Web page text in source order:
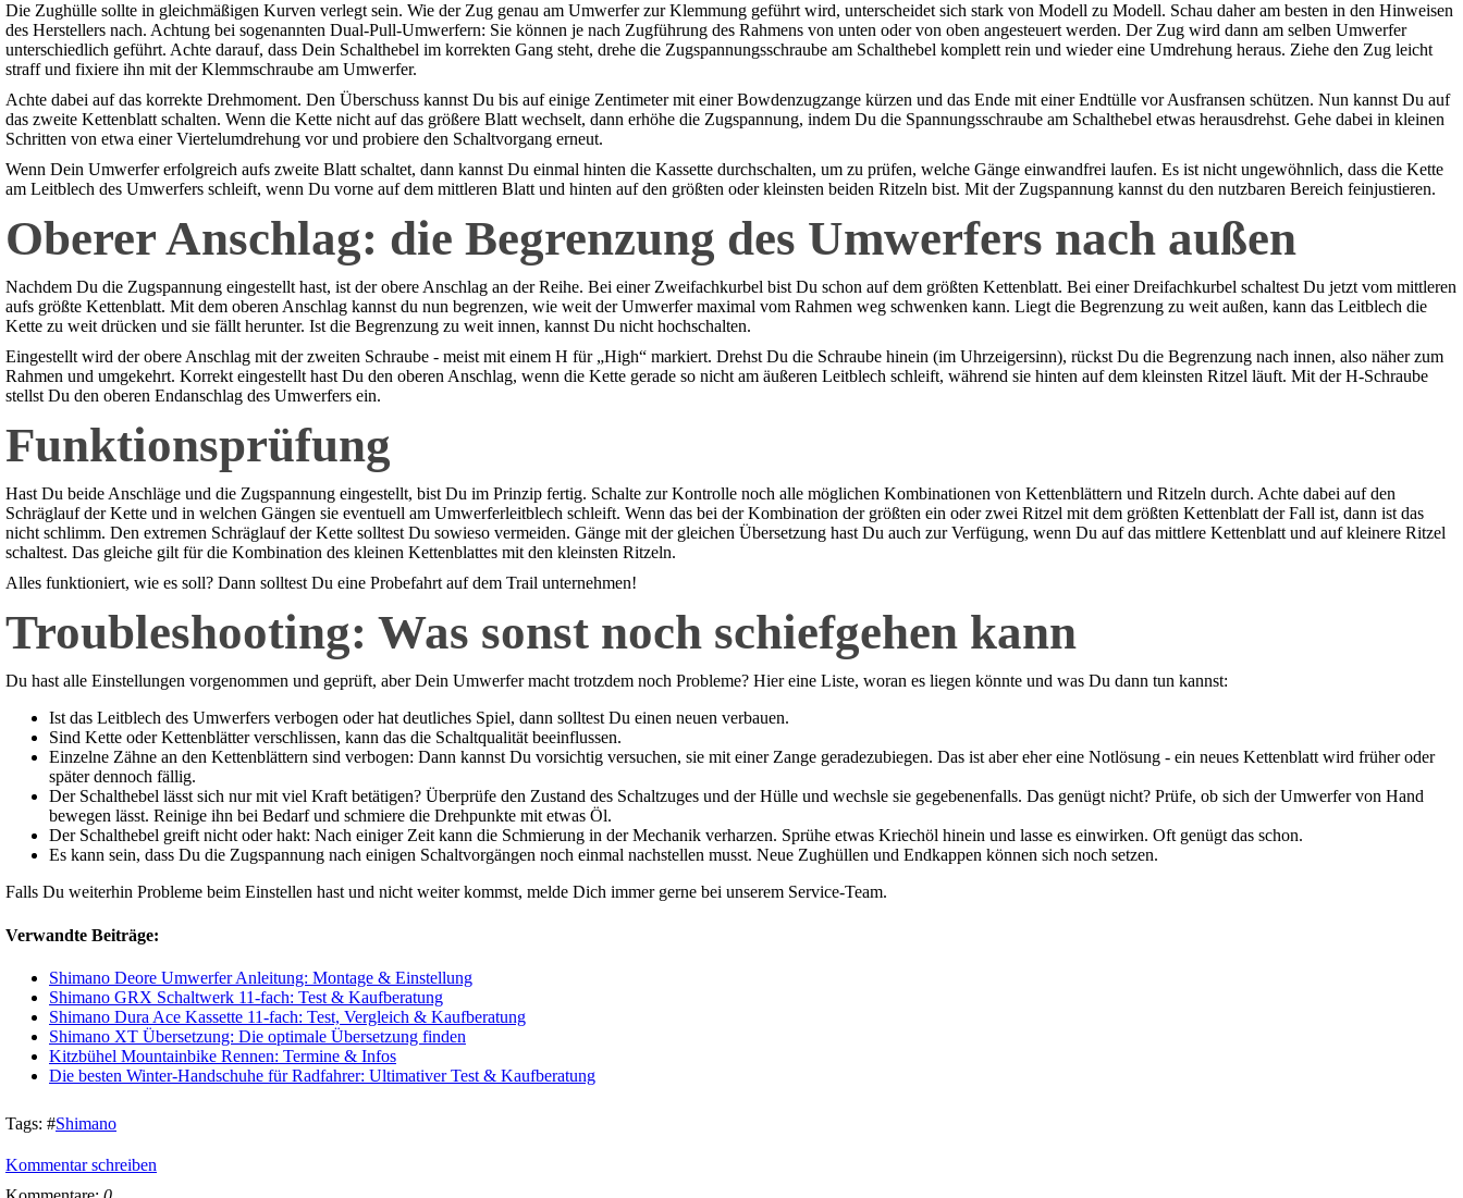
Die Zughülle sollte in gleichmäßigen Kurven verlegt sein. Wie der Zug genau am Umwerfer zur Klemmung geführt wird, unterscheidet sich stark von Modell zu Modell. Schau daher am besten in den Hinweisen
des Herstellers nach. Achtung bei sogenannten Dual-Pull-Umwerfern: Sie können je nach Zugführung des Rahmens von unten oder von oben angesteuert werden. Der Zug wird dann am selben Umwerfer
unterschiedlich geführt. Achte darauf, dass Dein Schalthebel im korrekten Gang steht, drehe die Zugspannungsschraube am Schalthebel komplett rein und wieder eine Umdrehung heraus. Ziehe den Zug leicht
straff und fixiere ihn mit der Klemmschraube am Umwerfer.
Achte dabei auf das korrekte Drehmoment. Den Überschuss kannst Du bis auf einige Zentimeter mit einer Bowdenzugzange kürzen und das Ende mit einer Endtülle vor Ausfransen schützen. Nun kannst Du auf
das zweite Kettenblatt schalten. Wenn die Kette nicht auf das größere Blatt wechselt, dann erhöhe die Zugspannung, indem Du die Spannungsschraube am Schalthebel etwas herausdrehst. Gehe dabei in kleinen
Schritten von etwa einer Viertelumdrehung vor und probiere den Schaltvorgang erneut.
Wenn Dein Umwerfer erfolgreich aufs zweite Blatt schaltet, dann kannst Du einmal hinten die Kassette durchschalten, um zu prüfen, welche Gänge einwandfrei laufen. Es ist nicht ungewöhnlich, dass die Kette
am Leitblech des Umwerfers schleift, wenn Du vorne auf dem mittleren Blatt und hinten auf den größten oder kleinsten beiden Ritzeln bist. Mit der Zugspannung kannst du den nutzbaren Bereich feinjustieren.
Oberer Anschlag: die Begrenzung des Umwerfers nach außen
Nachdem Du die Zugspannung eingestellt hast, ist der obere Anschlag an der Reihe. Bei einer Zweifachkurbel bist Du schon auf dem größten Kettenblatt. Bei einer Dreifachkurbel schaltest Du jetzt vom mittleren
aufs größte Kettenblatt. Mit dem oberen Anschlag kannst du nun begrenzen, wie weit der Umwerfer maximal vom Rahmen weg schwenken kann. Liegt die Begrenzung zu weit außen, kann das Leitblech die
Kette zu weit drücken und sie fällt herunter. Ist die Begrenzung zu weit innen, kannst Du nicht hochschalten.
Eingestellt wird der obere Anschlag mit der zweiten Schraube - meist mit einem H für „High“ markiert. Drehst Du die Schraube hinein (im Uhrzeigersinn), rückst Du die Begrenzung nach innen, also näher zum
Rahmen und umgekehrt. Korrekt eingestellt hast Du den oberen Anschlag, wenn die Kette gerade so nicht am äußeren Leitblech schleift, während sie hinten auf dem kleinsten Ritzel läuft. Mit der H-Schraube
stellst Du den oberen Endanschlag des Umwerfers ein.
Funktionsprüfung
Hast Du beide Anschläge und die Zugspannung eingestellt, bist Du im Prinzip fertig. Schalte zur Kontrolle noch alle möglichen Kombinationen von Kettenblättern und Ritzeln durch. Achte dabei auf den
Schräglauf der Kette und in welchen Gängen sie eventuell am Umwerferleitblech schleift. Wenn das bei der Kombination der größten ein oder zwei Ritzel mit dem größten Kettenblatt der Fall ist, dann ist das
nicht schlimm. Den extremen Schräglauf der Kette solltest Du sowieso vermeiden. Gänge mit der gleichen Übersetzung hast Du auch zur Verfügung, wenn Du auf das mittlere Kettenblatt und auf kleinere Ritzel
schaltest. Das gleiche gilt für die Kombination des kleinen Kettenblattes mit den kleinsten Ritzeln.
Alles funktioniert, wie es soll? Dann solltest Du eine Probefahrt auf dem Trail unternehmen!
Troubleshooting: Was sonst noch schiefgehen kann
Du hast alle Einstellungen vorgenommen und geprüft, aber Dein Umwerfer macht trotzdem noch Probleme? Hier eine Liste, woran es liegen könnte und was Du dann tun kannst:
Ist das Leitblech des Umwerfers verbogen oder hat deutliches Spiel, dann solltest Du einen neuen verbauen.
Sind Kette oder Kettenblätter verschlissen, kann das die Schaltqualität beeinflussen.
Einzelne Zähne an den Kettenblättern sind verbogen: Dann kannst Du vorsichtig versuchen, sie mit einer Zange geradezubiegen. Das ist aber eher eine Notlösung - ein neues Kettenblatt wird früher oder
später dennoch fällig.
Der Schalthebel lässt sich nur mit viel Kraft betätigen? Überprüfe den Zustand des Schaltzuges und der Hülle und wechsle sie gegebenenfalls. Das genügt nicht? Prüfe, ob sich der Umwerfer von Hand
bewegen lässt. Reinige ihn bei Bedarf und schmiere die Drehpunkte mit etwas Öl.
Der Schalthebel greift nicht oder hakt: Nach einiger Zeit kann die Schmierung in der Mechanik verharzen. Sprühe etwas Kriechöl hinein und lasse es einwirken. Oft genügt das schon.
Es kann sein, dass Du die Zugspannung nach einigen Schaltvorgängen noch einmal nachstellen musst. Neue Zughüllen und Endkappen können sich noch setzen.
Falls Du weiterhin Probleme beim Einstellen hast und nicht weiter kommst, melde Dich immer gerne bei unserem Service-Team.
Verwandte Beiträge:
Shimano Deore Umwerfer Anleitung: Montage & Einstellung
Shimano GRX Schaltwerk 11-fach: Test & Kaufberatung
Shimano Dura Ace Kassette 11-fach: Test, Vergleich & Kaufberatung
Shimano XT Übersetzung: Die optimale Übersetzung finden
Kitzbühel Mountainbike Rennen: Termine & Infos
Die besten Winter-Handschuhe für Radfahrer: Ultimativer Test & Kaufberatung
Tags: #Shimano
Kommentar schreiben